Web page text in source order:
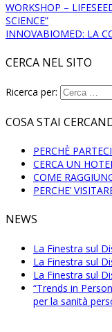
WORKSHOP –
SCIENCE”
INNOVABIOMED: LA
CERCA NEL SITO
Ricerca per:
COSA STAI
PERCHÈ
CERCA UN
COME
PERCHE’
NEWS
La Finestra sul
La Finestra sul
La Finestra sul
“Trends in
per la sanità